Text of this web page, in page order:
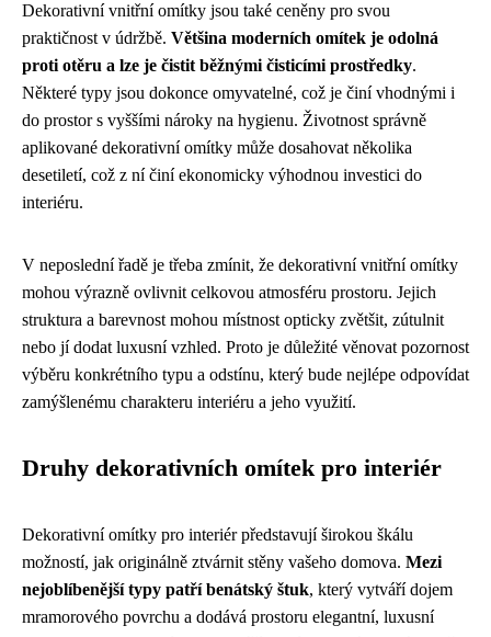
Dekorativní vnitřní omítky jsou také ceněny pro svou
praktičnost v údržbě. Většina moderních omítek je odolná
proti otěru a lze je čistit běžnými čisticími prostředky.
Některé typy jsou dokonce omyvatelné, což je činí vhodnými i
do prostor s vyššími nároky na hygienu. Životnost správně
aplikované dekorativní omítky může dosahovat několika
desetiletí, což z ní činí ekonomicky výhodnou investici do
interiéru.
V neposlední řadě je třeba zmínit, že dekorativní vnitřní omítky
mohou výrazně ovlivnit celkovou atmosféru prostoru. Jejich
struktura a barevnost mohou místnost opticky zvětšit, zútulnit
nebo jí dodat luxusní vzhled. Proto je důležité věnovat pozornost
výběru konkrétního typu a odstínu, který bude nejlépe odpovídat
zamýšlenému charakteru interiéru a jeho využití.
Druhy dekorativních omítek pro interiér
Dekorativní omítky pro interiér představují širokou škálu
možností, jak originálně ztvárnit stěny vašeho domova. Mezi
nejoblíbenější typy patří benátský štuk, který vytváří dojem
mramorového povrchu a dodává prostoru elegantní, luxusní